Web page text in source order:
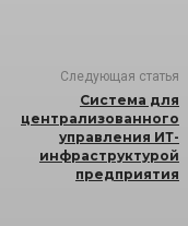
Следующая статья
Система для
централизованного
управления ИТ-
инфраструктурой
предприятия